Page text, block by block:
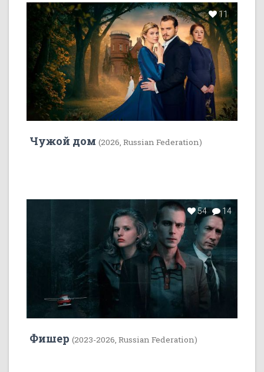
11
Чужой дом (2026, Russian Federation)
54 14
Фишер (2023-2026, Russian Federation)